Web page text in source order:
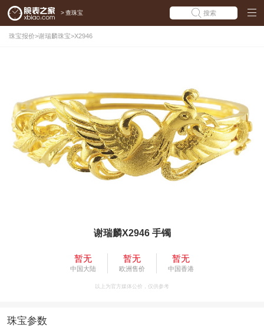
> 查珠宝 搜索
珠宝报价>谢瑞麟珠宝>X2946
谢瑞麟X2946 手镯
暂无
中国大陆
暂无
欧洲售价
暂无
中国香港
以上为官方媒体公价，仅供参考
珠宝参数